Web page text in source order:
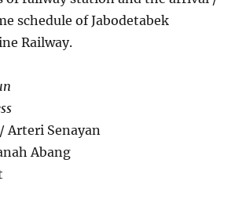
schedule of Jabodetabek
Railway.
Arteri Senayan
Abang